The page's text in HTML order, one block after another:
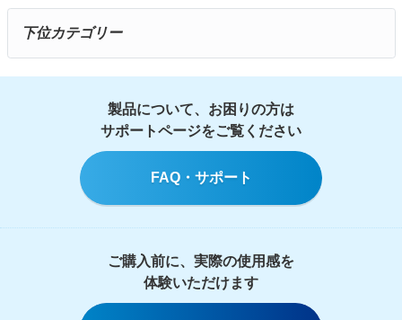
下位カテゴリー
製品について、お困りの方は
サポートページをご覧ください
FAQ・サポート
ご購入前に、実際の使用感を
体験いただけます